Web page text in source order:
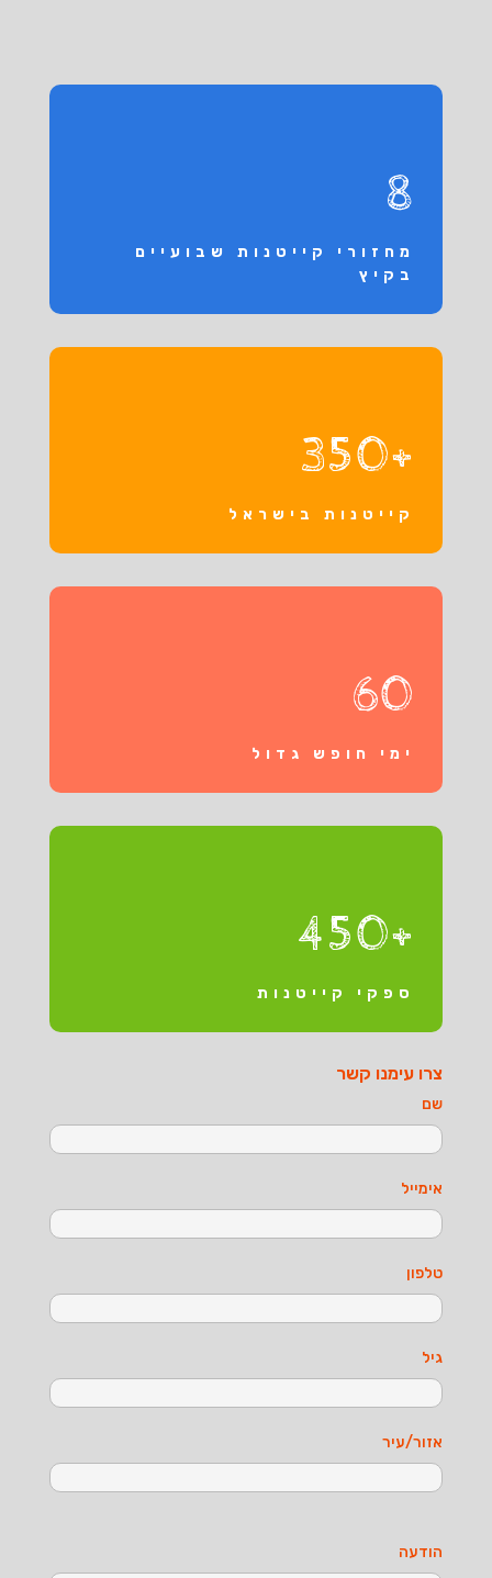
8
מחזורי קייטנות שבועיים
בקיץ
+350
קייטנות בישראל
60
ימי חופש גדול
+450
ספקי קייטנות
צרו עימנו קשר
שם
אימייל
טלפון
גיל
אזור/עיר
הודעה